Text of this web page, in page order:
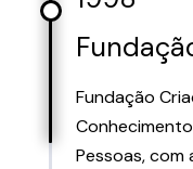
Fundação
Pessoas, com